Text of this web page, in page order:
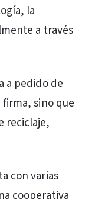
la
a través
a pedido de
sino que
reciclaje,
con varias
cooperativa